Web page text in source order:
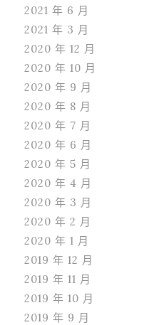
2021 年 6 月
2021 年 3 月
2020 年 12 月
2020 年 10 月
2020 年 9 月
2020 年 8 月
2020 年 7 月
2020 年 6 月
2020 年 5 月
2020 年 4 月
2020 年 3 月
2020 年 2 月
2020 年 1 月
2019 年 12 月
2019 年 11 月
2019 年 10 月
2019 年 9 月